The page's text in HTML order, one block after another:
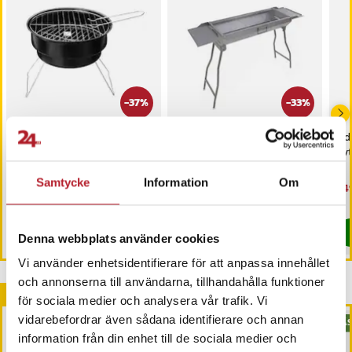
Samtycke Information Om
Denna webbplats använder cookies
Vi använder enhetsidentifierare för att anpassa innehållet
och annonserna till användarna, tillhandahålla funktioner
för sociala medier och analysera vår trafik. Vi
vidarebefordrar även sådana identifierare och annan
information från din enhet till de sociala medier och
-37%
Liten & Kraftfull Portabel
Grill – Perfekt för
Nuvarande pris:
269 krTidigare pris:429 kr
269 kr 429 kr
I lager, levereras inom 1-2 vardagar
Köp
-33%
hopfällbar campinggrill /
med sidoplattor
Nuvarande pris
599 kr
Andra köpte också